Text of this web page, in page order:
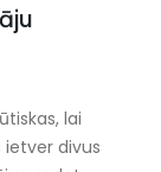
lai
divus